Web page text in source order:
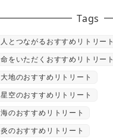
Tags
人とつながるおすすめリトリート
命をいただくおすすめリトリート
大地のおすすめリトリート
星空のおすすめリトリート
海のおすすめリトリート
炎のおすすめリトリート